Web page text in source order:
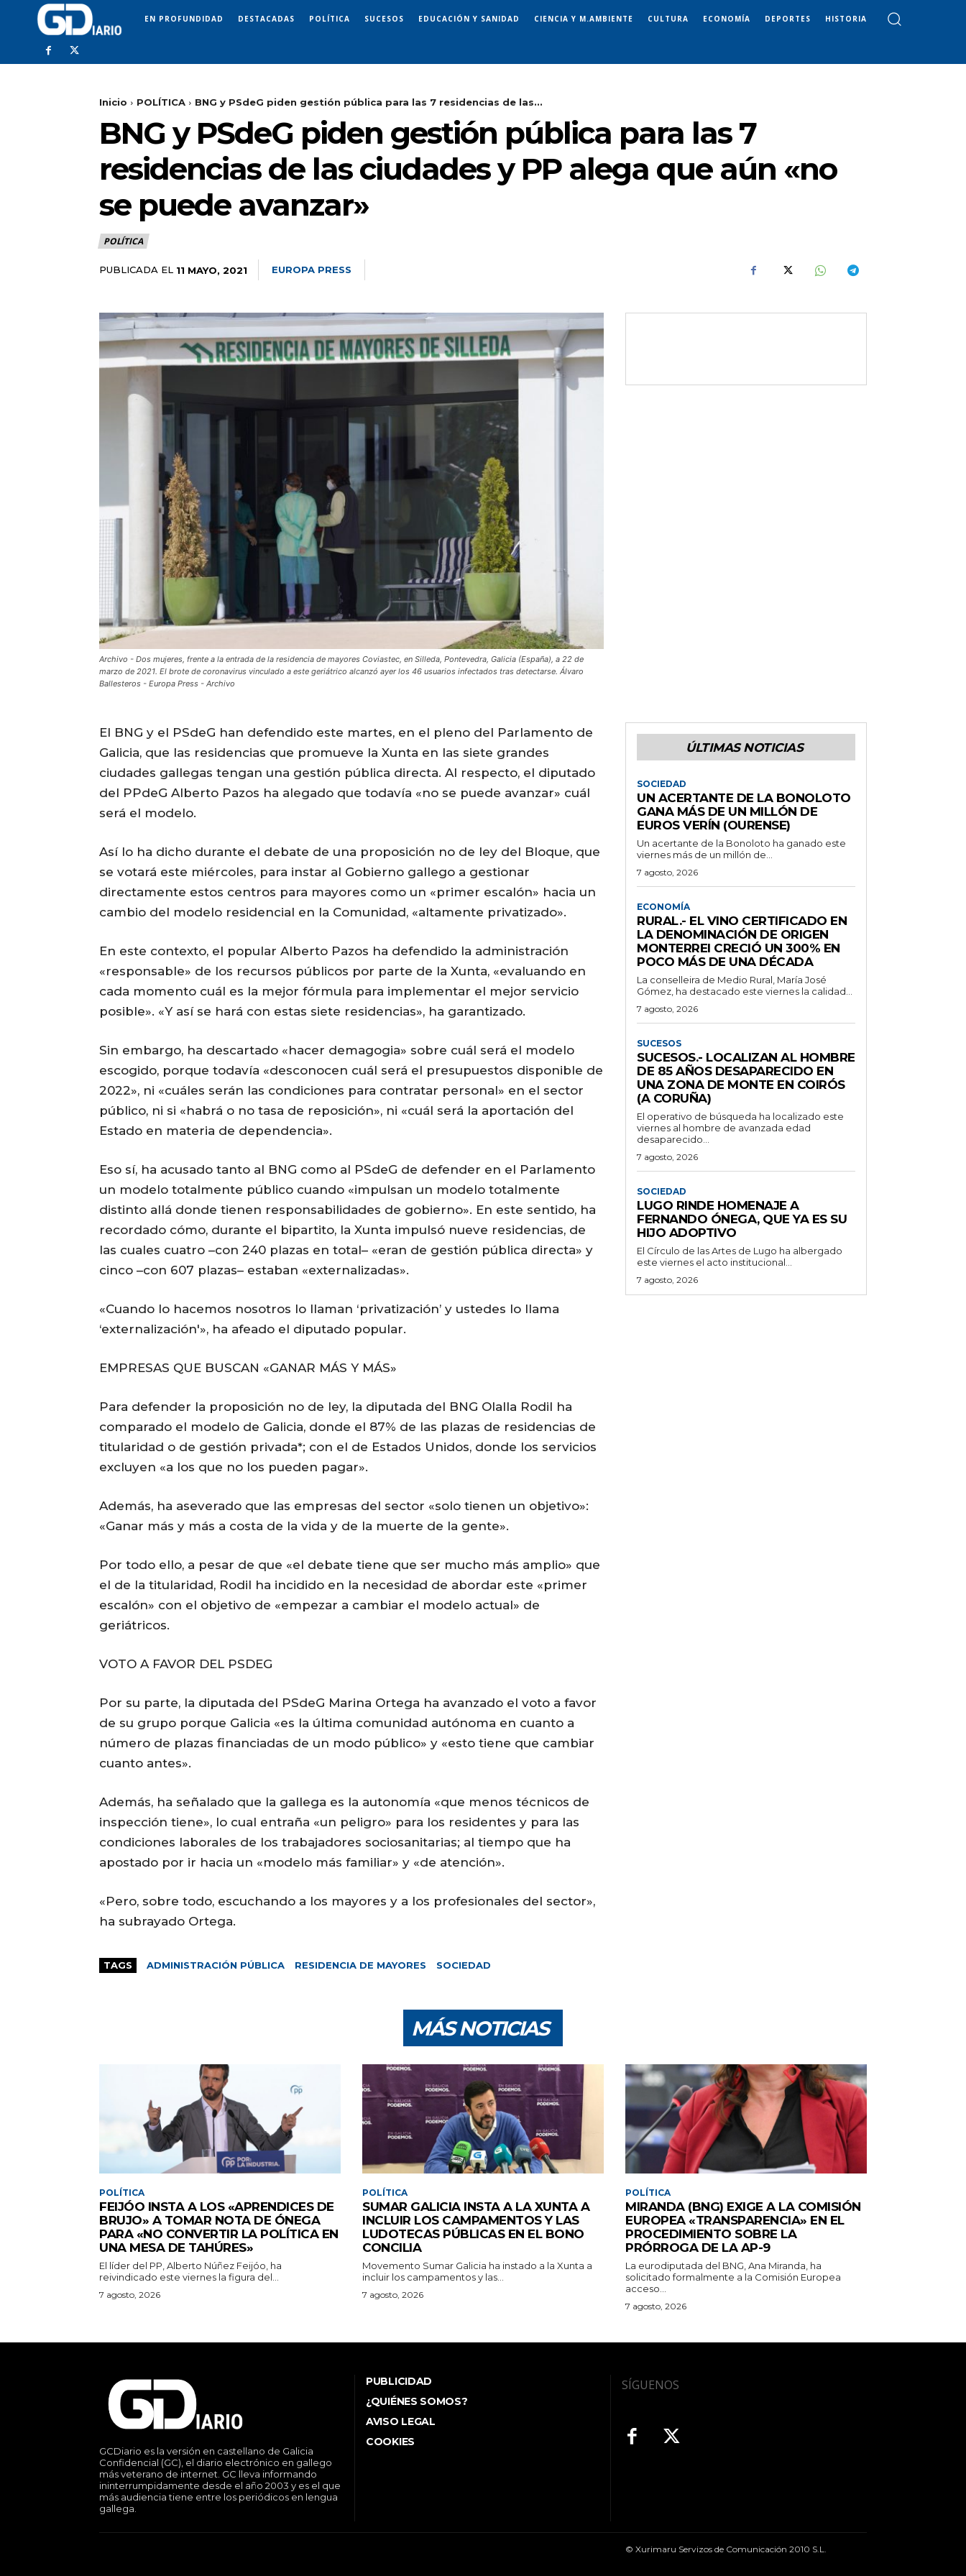
EN PROFUNDIDAD DESTACADAS POLÍTICA SUCESOS EDUCACIÓN Y SANIDAD CIENCIA Y M.AMBIENTE CULTURA ECONOMÍA DEPORTES HISTORIA
Inicio POLÍTICA BNG y PSdeG piden gestión pública para las 7 residencias de las...
BNG y PSdeG piden gestión pública para las 7
residencias de las ciudades y PP alega que aún «no
se puede avanzar»
POLÍTICA
PUBLICADA EL 11 MAYO, 2021 EUROPA PRESS
Archivo - Dos mujeres, frente a la entrada de la residencia de mayores Coviastec, en Silleda, Pontevedra, Galicia (España), a 22 de
marzo de 2021. El brote de coronavirus vinculado a este geriátrico alcanzó ayer los 46 usuarios infectados tras detectarse. Álvaro
Ballesteros - Europa Press - Archivo
El BNG y el PSdeG han defendido este martes, en el pleno del Parlamento de
Galicia, que las residencias que promueve la Xunta en las siete grandes
ciudades gallegas tengan una gestión pública directa. Al respecto, el diputado
del PPdeG Alberto Pazos ha alegado que todavía «no se puede avanzar» cuál
será el modelo.
Así lo ha dicho durante el debate de una proposición no de ley del Bloque, que
se votará este miércoles, para instar al Gobierno gallego a gestionar
directamente estos centros para mayores como un «primer escalón» hacia un
cambio del modelo residencial en la Comunidad, «altamente privatizado».
En este contexto, el popular Alberto Pazos ha defendido la administración
«responsable» de los recursos públicos por parte de la Xunta, «evaluando en
cada momento cuál es la mejor fórmula para implementar el mejor servicio
posible». «Y así se hará con estas siete residencias», ha garantizado.
Sin embargo, ha descartado «hacer demagogia» sobre cuál será el modelo
escogido, porque todavía «desconocen cuál será el presupuestos disponible de
2022», ni «cuáles serán las condiciones para contratar personal» en el sector
público, ni si «habrá o no tasa de reposición», ni «cuál será la aportación del
Estado en materia de dependencia».
Eso sí, ha acusado tanto al BNG como al PSdeG de defender en el Parlamento
un modelo totalmente público cuando «impulsan un modelo totalmente
distinto allá donde tienen responsabilidades de gobierno». En este sentido, ha
recordado cómo, durante el bipartito, la Xunta impulsó nueve residencias, de
las cuales cuatro –con 240 plazas en total– «eran de gestión pública directa» y
cinco –con 607 plazas– estaban «externalizadas».
«Cuando lo hacemos nosotros lo llaman ‘privatización’ y ustedes lo llama
‘externalización'», ha afeado el diputado popular.
EMPRESAS QUE BUSCAN «GANAR MÁS Y MÁS»
Para defender la proposición no de ley, la diputada del BNG Olalla Rodil ha
comparado el modelo de Galicia, donde el 87% de las plazas de residencias de
titularidad o de gestión privada*; con el de Estados Unidos, donde los servicios
excluyen «a los que no los pueden pagar».
Además, ha aseverado que las empresas del sector «solo tienen un objetivo»:
«Ganar más y más a costa de la vida y de la muerte de la gente».
Por todo ello, a pesar de que «el debate tiene que ser mucho más amplio» que
el de la titularidad, Rodil ha incidido en la necesidad de abordar este «primer
escalón» con el objetivo de «empezar a cambiar el modelo actual» de
geriátricos.
VOTO A FAVOR DEL PSDEG
Por su parte, la diputada del PSdeG Marina Ortega ha avanzado el voto a favor
de su grupo porque Galicia «es la última comunidad autónoma en cuanto a
número de plazas financiadas de un modo público» y «esto tiene que cambiar
cuanto antes».
Además, ha señalado que la gallega es la autonomía «que menos técnicos de
inspección tiene», lo cual entraña «un peligro» para los residentes y para las
condiciones laborales de los trabajadores sociosanitarias; al tiempo que ha
apostado por ir hacia un «modelo más familiar» y «de atención».
«Pero, sobre todo, escuchando a los mayores y a los profesionales del sector»,
ha subrayado Ortega.
TAGS ADMINISTRACIÓN PÚBLICA RESIDENCIA DE MAYORES SOCIEDAD
ÚLTIMAS NOTICIAS
SOCIEDAD
UN ACERTANTE DE LA BONOLOTO
GANA MÁS DE UN MILLÓN DE
EUROS VERÍN (OURENSE)
Un acertante de la Bonoloto ha ganado este
viernes más de un millón de...
7 agosto, 2026
ECONOMÍA
RURAL.- EL VINO CERTIFICADO EN
LA DENOMINACIÓN DE ORIGEN
MONTERREI CRECIÓ UN 300% EN
POCO MÁS DE UNA DÉCADA
La conselleira de Medio Rural, María José
Gómez, ha destacado este viernes la calidad...
7 agosto, 2026
SUCESOS
SUCESOS.- LOCALIZAN AL HOMBRE
DE 85 AÑOS DESAPARECIDO EN
UNA ZONA DE MONTE EN COIRÓS
(A CORUÑA)
El operativo de búsqueda ha localizado este
viernes al hombre de avanzada edad
desaparecido...
7 agosto, 2026
SOCIEDAD
LUGO RINDE HOMENAJE A
FERNANDO ÓNEGA, QUE YA ES SU
HIJO ADOPTIVO
El Círculo de las Artes de Lugo ha albergado
este viernes el acto institucional...
7 agosto, 2026
MÁS NOTICIAS
POLÍTICA
FEIJÓO INSTA A LOS «APRENDICES DE
BRUJO» A TOMAR NOTA DE ÓNEGA
PARA «NO CONVERTIR LA POLÍTICA EN
UNA MESA DE TAHÚRES»
El líder del PP, Alberto Núñez Feijóo, ha
reivindicado este viernes la figura del...
7 agosto, 2026
POLÍTICA
SUMAR GALICIA INSTA A LA XUNTA A
INCLUIR LOS CAMPAMENTOS Y LAS
LUDOTECAS PÚBLICAS EN EL BONO
CONCILIA
Movemento Sumar Galicia ha instado a la Xunta a
incluir los campamentos y las...
7 agosto, 2026
POLÍTICA
MIRANDA (BNG) EXIGE A LA COMISIÓN
EUROPEA «TRANSPARENCIA» EN EL
PROCEDIMIENTO SOBRE LA
PRÓRROGA DE LA AP-9
La eurodiputada del BNG, Ana Miranda, ha
solicitado formalmente a la Comisión Europea
acceso...
7 agosto, 2026
GCDiario es la versión en castellano de Galicia
Confidencial (GC), el diario electrónico en gallego
más veterano de internet. GC lleva informando
ininterrumpidamente desde el año 2003 y es el que
más audiencia tiene entre los periódicos en lengua
gallega.
PUBLICIDAD
¿QUIÉNES SOMOS?
AVISO LEGAL
COOKIES
SÍGUENOS
© Xurimaru Servizos de Comunicación 2010 S.L.